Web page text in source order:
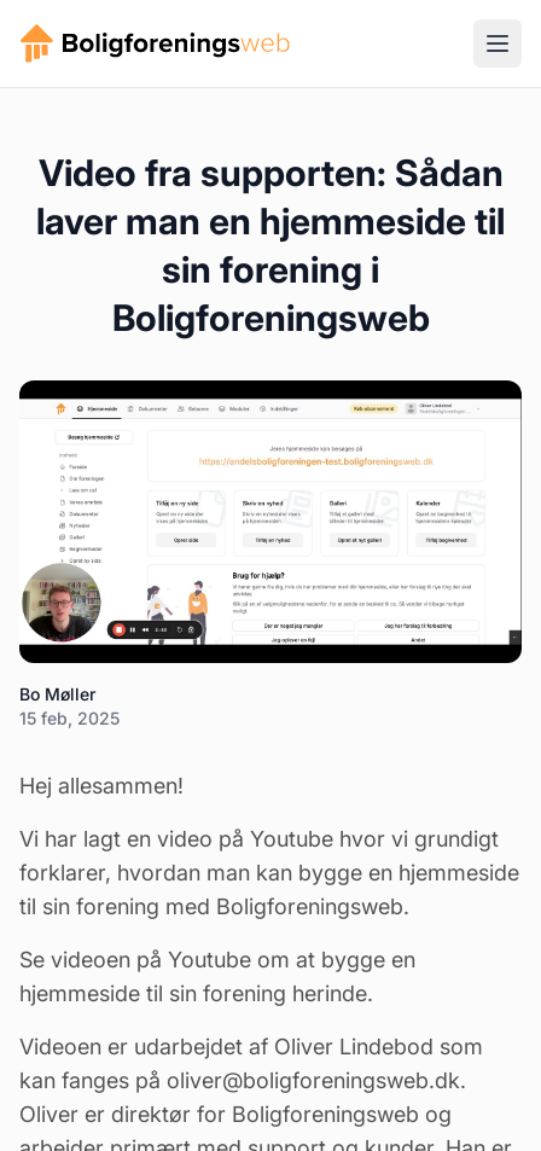
Video fra supporten: Sådan
laver man en hjemmeside til
sin forening i
Boligforeningsweb
Bo Møller
15 feb, 2025
Hej allesammen!
Vi har lagt en video på Youtube hvor vi grundigt
forklarer, hvordan man kan bygge en hjemmeside
til sin forening med Boligforeningsweb.
Se videoen på Youtube om at bygge en
hjemmeside til sin forening herinde.
Videoen er udarbejdet af Oliver Lindebod som
kan fanges på oliver@boligforeningsweb.dk.
Oliver er direktør for Boligforeningsweb og